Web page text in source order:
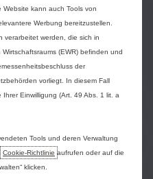
kann auch Tools von
Werbung bereitzustellen.
verarbeitet werden, die sich in
(EWR) befinden und
der
vorliegt. In diesem Fall
Einwilligung (Art. 49 Abs. 1 lit. a
Tools und deren Verwaltung
Cookie‑Richtlinie aufrufen oder auf die
klicken.